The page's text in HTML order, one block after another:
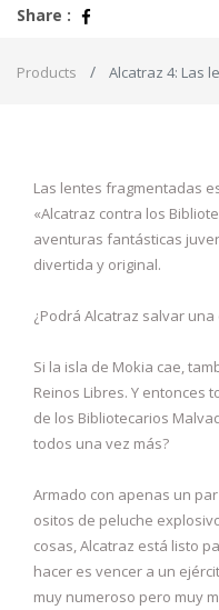
Share :
Products Alcatraz 4: Las
Las lentes fragmentadas
«Alcatraz contra los
aventuras fantásticas
divertida y original.
¿Podrá Alcatraz salvar
Si la isla de Mokia cae,
Reinos Libres. Y entonces
de los Bibliotecarios
todos una vez más?
Armado con apenas un
ositos de peluche
cosas, Alcatraz está listo
hacer es vencer a un
muy numeroso pero muy